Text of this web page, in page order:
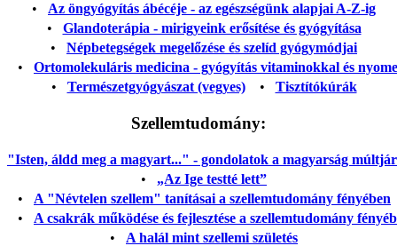
• Az öngyógyítás ábécéje - az egészségünk alapjai A-Z-ig
• Glandoterápia - mirigyeink erősítése és gyógyítása
• Népbetegségek megelőzése és szelíd gyógymódjai
• Ortomolekuláris medicina - gyógyítás vitaminokkal és
• Természetgyógyászat (vegyes)• Tisztítókúrák
Szellemtudomány:
"Isten, áldd meg a magyart..." - gondolatok a magyarság
• „Az Ige testté lett”
• A "Névtelen szellem" tanításai a szellemtudomány fényében
• A csakrák működése és fejlesztése a szellemtudomány
• A halál mint szellemi születés